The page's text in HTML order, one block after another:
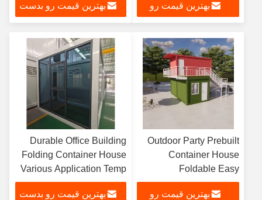
Employmentبهترین قیمت رو
بهترین قیمت رو بدست
Outdoor Party Prebuilt
Container House
Foldable Easy
Assembly Deployment
بهترین قیمت رو
Durable Office Building
Folding Container House
Various Application Temp
Housing
بهترین قیمت رو بدست